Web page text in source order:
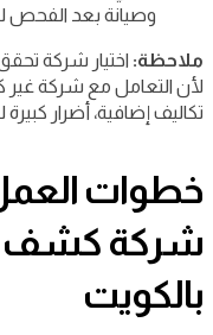
وصيانة بعد الفحص
ملاحظة: اختيار شركة
لأن التعامل مع شركة
تكاليف إضافية، أضرار
خطوات
شركة كشف
بالكويت